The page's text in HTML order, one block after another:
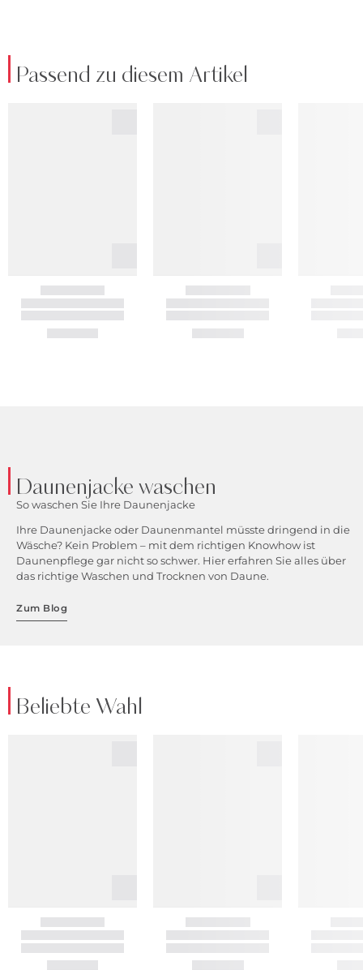
Passend zu diesem Artikel
Daunenjacke waschen
So waschen Sie Ihre Daunenjacke
Ihre Daunenjacke oder Daunenmantel müsste dringend in die
Wäsche? Kein Problem – mit dem richtigen Knowhow ist
Daunenpflege gar nicht so schwer. Hier erfahren Sie alles über
das richtige Waschen und Trocknen von Daune.
Zum Blog
Beliebte Wahl